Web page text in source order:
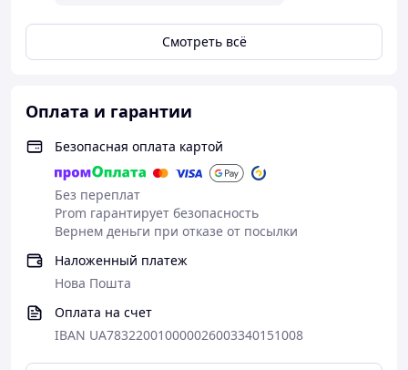
Смотреть всё
Оплата и гарантии
Безопасная оплата картой
Без переплат
Prom гарантирует безопасность
Вернем деньги при отказе от посылки
Наложенный платеж
Нова Пошта
Оплата на счет
IBAN UA783220010000026003340151008